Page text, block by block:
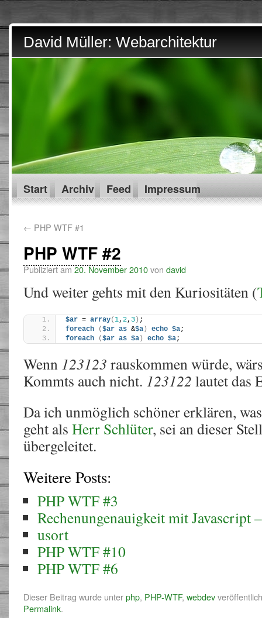
David Müller: Webarchitektur
Start Archiv Feed Impressum
← PHP WTF #1
PHP WTF #2
Publiziert am20. November 2010von david
Und weiter gehts mit den Kuriositäten (
$ar = array(1, 2, 3 ) ;
foreach
($ar as &$a ) echo $a;
foreach
($ar as $a ) echo $a;
Wenn 123123 rauskommen würde,
Kommts auch nicht. 123122 lautet das
Da ich unmöglich schöner erklären,
geht als Herr Schlüter, sei an dieser
übergeleitet.
Weitere Posts:
PHP WTF #3
Rechenungenauigkeit mit Javascript
usort
PHP WTF #10
PHP WTF #6
Dieser Beitrag wurde unterphp, PHP-WTF, webdev
Permalink.